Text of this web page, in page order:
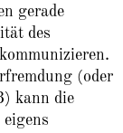
gerade
des
(oder
kann die